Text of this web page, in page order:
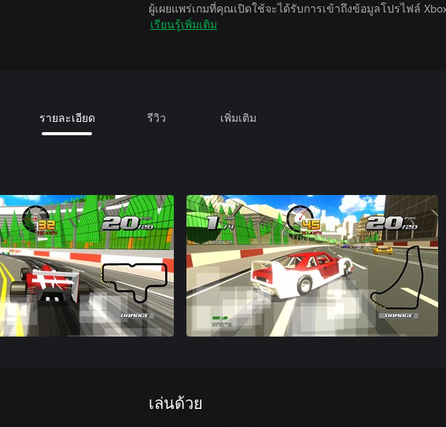
ผู้เผยแพร่เกมที่คุณเปิดใช้จะได้รับการเข้าถึงข้อมูลโปรไฟล์
เรียนรู้เพิ่มเติม
รายละเอียด รีวิว เพิ่มเติม
เล่นด้วย